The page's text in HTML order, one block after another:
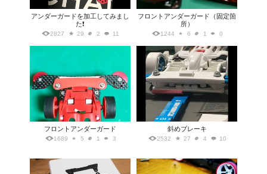
アンダーガードを加工してみまし
た❗️
2827 29 2 11
フロントアンダーガード（固定箇
所）
1244 6 1 0
フロントアンダーガード
1689 5 1 3
斜めブレーキ
2532 27 4 10